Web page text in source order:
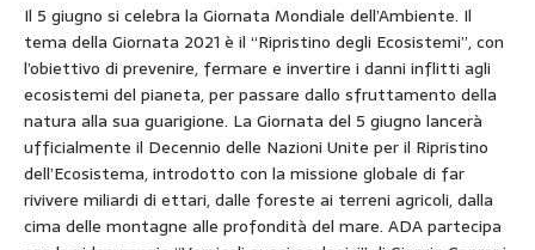
Il 5 giugno si celebra la Giornata Mondiale dell’Ambiente. Il
tema della Giornata 2021 è il “Ripristino degli Ecosistemi”, con
l’obiettivo di prevenire, fermare e invertire i danni inflitti agli
ecosistemi del pianeta, per passare dallo sfruttamento della
natura alla sua guarigione. La Giornata del 5 giugno lancerà
ufficialmente il Decennio delle Nazioni Unite per il Ripristino
dell’Ecosistema, introdotto con la missione globale di far
rivivere miliardi di ettari, dalle foreste ai terreni agricoli, dalla
cima delle montagne alle profondità del mare. ADA partecipa